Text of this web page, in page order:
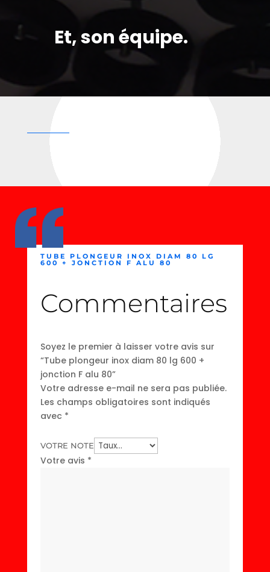
Et, son équipe.
TUBE PLONGEUR INOX DIAM 80 LG
600 + JONCTION F ALU 80
Commentaires
Soyez le premier à laisser votre avis sur
“Tube plongeur inox diam 80 lg 600 +
jonction F alu 80”
Votre adresse e-mail ne sera pas publiée.
Les champs obligatoires sont indiqués
avec *
VOTRE NOTE
Votre avis *